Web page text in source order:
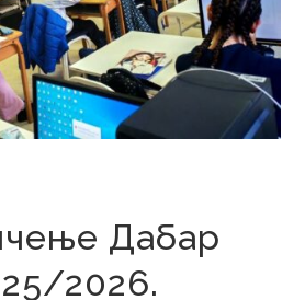
Дабар
2026.